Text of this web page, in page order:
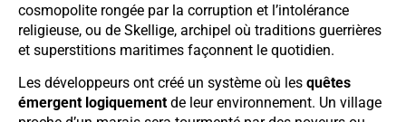
cosmopolite rongée par la corruption et l’intolérance
religieuse, ou de Skellige, archipel où traditions guerrières
et superstitions maritimes façonnent le quotidien.
Les développeurs ont créé un système où les quêtes
émergent logiquement de leur environnement. Un village